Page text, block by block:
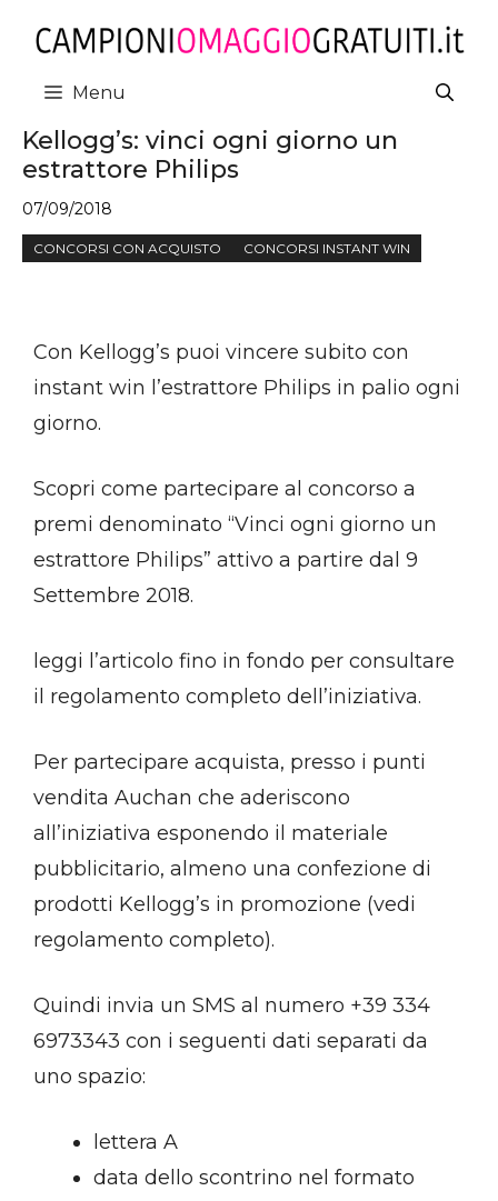
contenuto
Menu
Kellogg’s: vinci ogni giorno un
estrattore Philips
07/09/2018
CONCORSI CON ACQUISTO CONCORSI INSTANT WIN
Con Kellogg’s puoi vincere subito con
instant win l’estrattore Philips in palio ogni
giorno.
Scopri come partecipare al concorso a
premi denominato “Vinci ogni giorno un
estrattore Philips” attivo a partire dal 9
Settembre 2018.
leggi l’articolo fino in fondo per consultare
il regolamento completo dell’iniziativa.
Per partecipare acquista, presso i punti
vendita Auchan che aderiscono
all’iniziativa esponendo il materiale
pubblicitario, almeno una confezione di
prodotti Kellogg’s in promozione (vedi
regolamento completo).
Quindi invia un SMS al numero +39 334
6973343 con i seguenti dati separati da
uno spazio:
lettera A
data dello scontrino nel formato